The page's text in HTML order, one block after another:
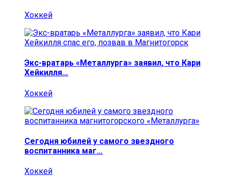
Хоккей
Экс-вратарь «Металлурга» заявил, что Кари
Хейкилля…
Хоккей
Сегодня юбилей у самого звездного
воспитанника маг…
Хоккей